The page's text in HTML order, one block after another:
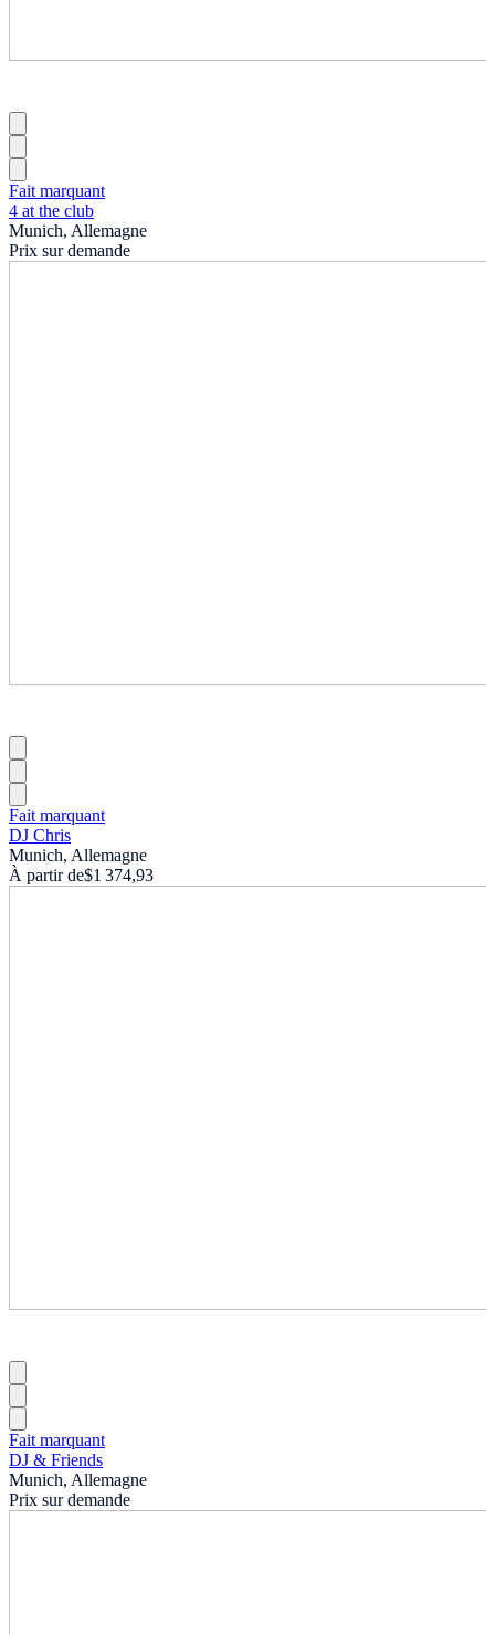
Fait marquant
4 at the club
Munich, Allemagne
Prix sur demande
Fait marquant
DJ Chris
Munich, Allemagne
À partir de$1 374,93
Fait marquant
DJ & Friends
Munich, Allemagne
Prix sur demande